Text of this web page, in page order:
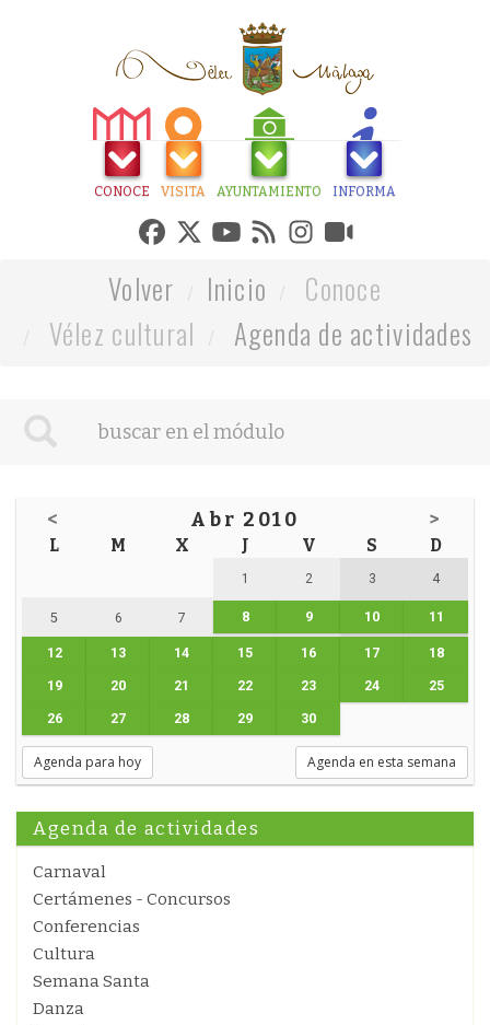
CONOCE VISITA AYUNTAMIENTO INFORMA
Volver Inicio
Conoce
Vélez cultural
Agenda de actividades
< Abr 2010 >
L M X J V S D
1 2 3 4
5 6 7 8 9 10 11
12 13 14 15 16 17 18
19 20 21 22 23 24 25
26 27 28 29 30
Agenda para hoy Agenda en esta semana
Agenda de actividades
Carnaval
Certámenes - Concursos
Conferencias
Cultura
Semana Santa
Danza